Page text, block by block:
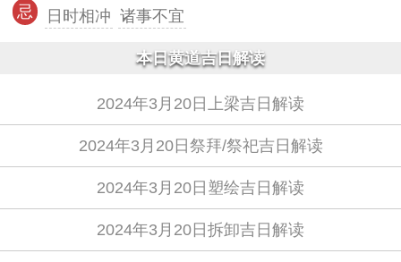
忌 日时相冲 诸事不宜
本日黄道吉日解读
2024年3月20日上梁吉日解读
2024年3月20日祭拜/祭祀吉日解读
2024年3月20日塑绘吉日解读
2024年3月20日拆卸吉日解读